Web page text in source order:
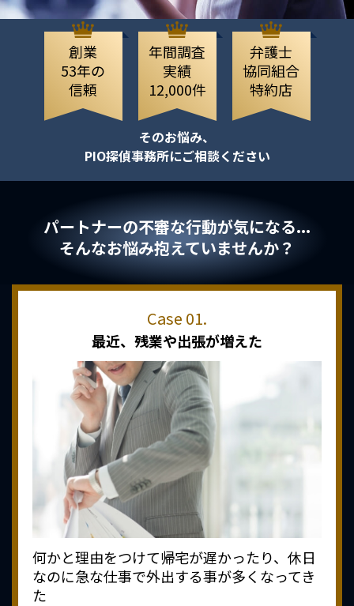
創業
53年の
信頼
年間調査
実績
12,000件
弁護士
協同組合
特約店
そのお悩み、
PIO探偵事務所にご相談ください
パートナーの不審な行動が気になる...
そんなお悩み抱えていませんか？
最近、 残業や出張が増えた
何かと理由をつけて帰宅が遅かったり、休日
なのに急な仕事で外出する事が多くなってき
た